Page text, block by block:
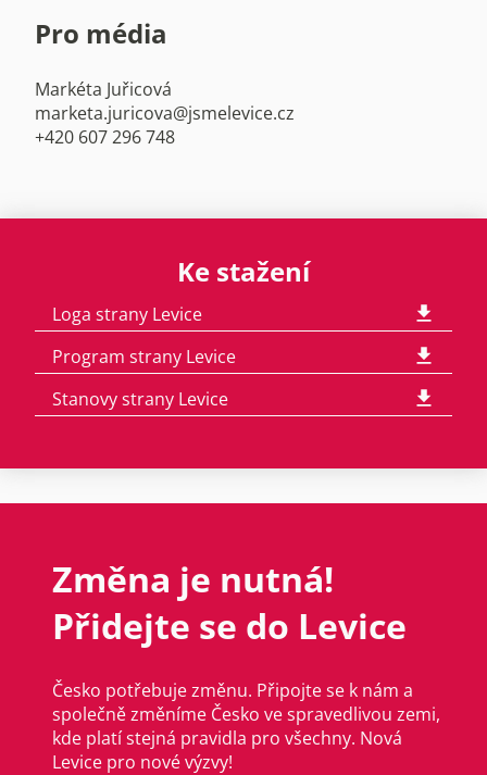
Pro média
Markéta Juřicová
marketa.juricova@jsmelevice.cz
+420 607 296 748
Ke stažení
Loga strany Levice
Program strany Levice
Stanovy strany Levice
Změna je nutná!
Přidejte se do Levice
Česko potřebuje změnu. Připojte se k nám a
společně změníme Česko ve spravedlivou zemi,
kde platí stejná pravidla pro všechny. Nová
Levice pro nové výzvy!